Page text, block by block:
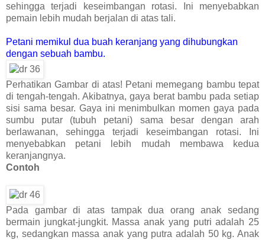
sehingga terjadi keseimbangan rotasi. Ini menyebabkan
pemain lebih mudah berjalan di atas tali.
Petani memikul dua buah keranjang yang dihubungkan
dengan sebuah bambu.
Perhatikan Gambar di atas! Petani memegang bambu tepat
di tengah-tengah. Akibatnya, gaya berat bambu pada setiap
sisi sama besar. Gaya ini menimbulkan momen gaya pada
sumbu putar (tubuh petani) sama besar dengan arah
berlawanan, sehingga terjadi keseimbangan rotasi. Ini
menyebabkan petani lebih mudah membawa kedua
keranjangnya.
Contoh
Pada gambar di atas tampak dua orang anak sedang
bermain jungkat-jungkit. Massa anak yang putri adalah 25
kg, sedangkan massa anak yang putra adalah 50 kg. Anak